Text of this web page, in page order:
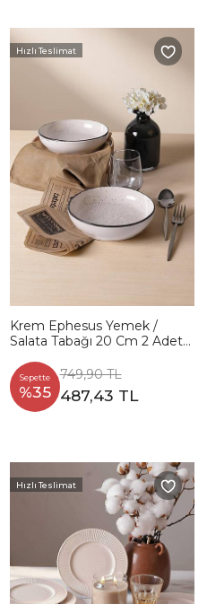
Hızlı Teslimat
Krem Ephesus Yemek /
Salata Tabağı 20 Cm 2 Adet
Sepette
%35
749,90 TL
487,43 TL
Hızlı Teslimat